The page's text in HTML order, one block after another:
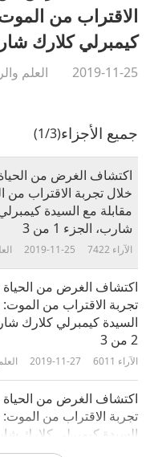
الاقتراب من
كيمبرلي كلارك شارب،
2019-11-25 العلم
جميع الأجزاء(1/3)
اكتشاف الغرض من
خلال تجربة الاقتراب من
مقابلة مع السيدة
شارب، الجزء 1 من 3
2019-11-25 7422 الآراء
اكتشاف الغرض من
تجربة الاقتراب من الموت:
السيدة كيمبرلي كلارك
2 من 3
2019-11-27 6011 الآراء
اكتشاف الغرض من
تجربة الاقتراب من الموت:
السيدة كيمبرلي كلارك